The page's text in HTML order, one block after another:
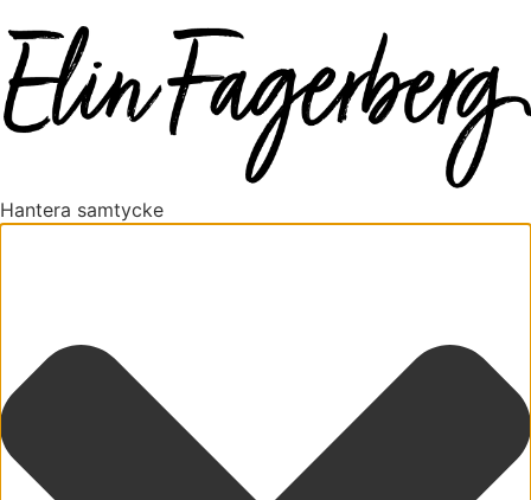
Hantera samtycke